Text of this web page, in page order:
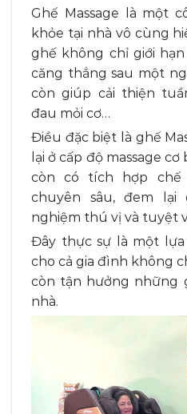
Ghế Massage là một
khỏe tại nhà vô cùng
ghế không chỉ giới
căng thẳng sau một
còn giúp cải thiện
đau mỏi cơ…
Điều đặc biệt là ghế
lại ở cấp độ massage
còn có tích hợp chế
chuyên sâu, đem
nghiệm thú vị và tuyệt
Đây thực sự là một
cho cả gia đình không
còn tận hưởng những
nhà.